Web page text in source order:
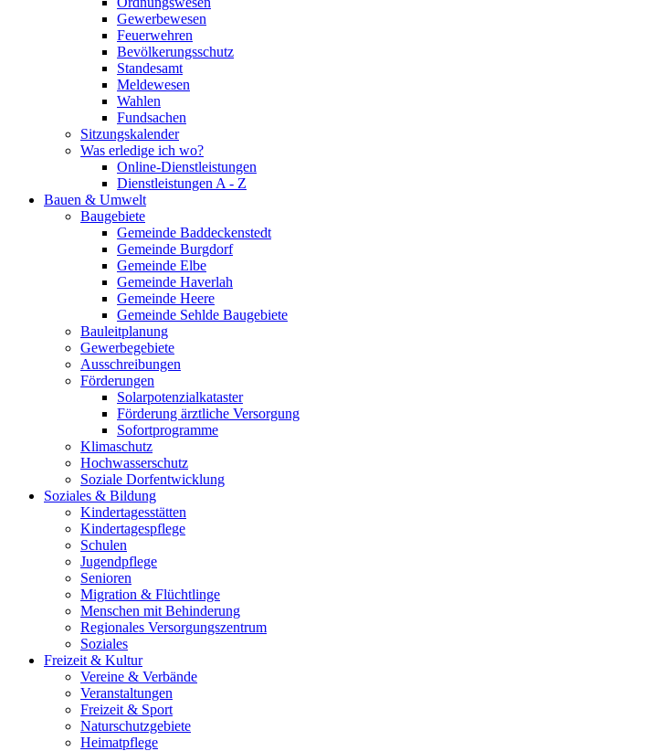
Gewerbewesen
Feuerwehren
Bevölkerungsschutz
Standesamt
Meldewesen
Wahlen
Fundsachen
Sitzungskalender
Was erledige ich wo?
Online-Dienstleistungen
Dienstleistungen A - Z
Bauen & Umwelt
Baugebiete
Gemeinde Baddeckenstedt
Gemeinde Burgdorf
Gemeinde Elbe
Gemeinde Haverlah
Gemeinde Heere
Gemeinde Sehlde Baugebiete
Bauleitplanung
Gewerbegebiete
Ausschreibungen
Förderungen
Solarpotenzialkataster
Förderung ärztliche Versorgung
Sofortprogramme
Klimaschutz
Hochwasserschutz
Soziale Dorfentwicklung
Soziales & Bildung
Kindertagesstätten
Kindertagespflege
Schulen
Jugendpflege
Senioren
Migration & Flüchtlinge
Menschen mit Behinderung
Regionales Versorgungszentrum
Soziales
Freizeit & Kultur
Vereine & Verbände
Veranstaltungen
Freizeit & Sport
Naturschutzgebiete
Heimatpflege